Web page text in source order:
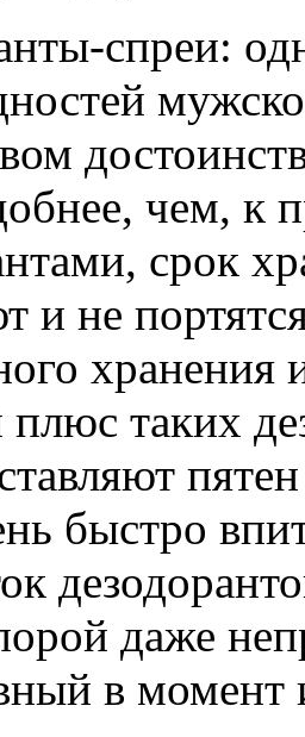
спреи:
чем,
срок
и не
таких
быстро
даже
в момент